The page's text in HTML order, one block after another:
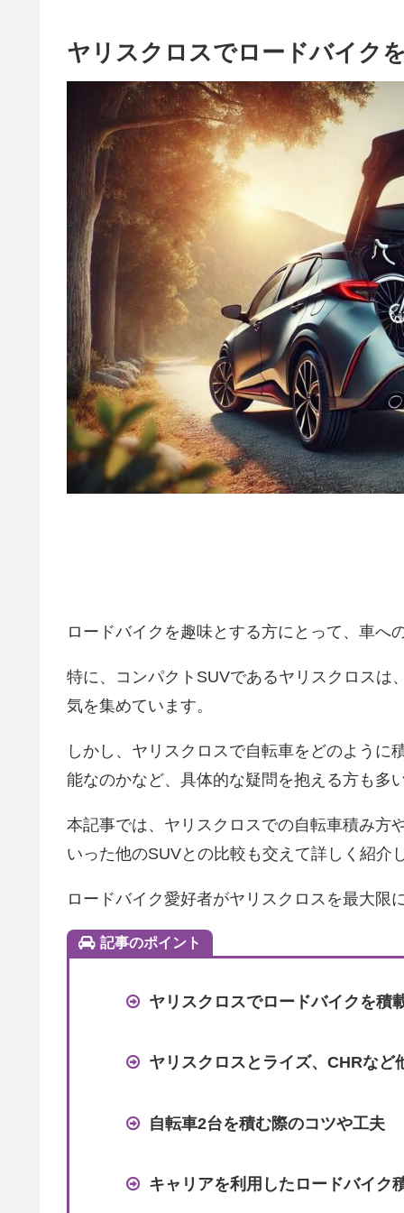
ヤリスクロスでロードバイク
ロードバイクを趣味とする方にとって、車へ
特に、コンパクトSUVであるヤリスクロスは
気を集めています。
しかし、ヤリスクロスで自転車をどのよう
能なのかなど、具体的な疑問を抱える方も多
本記事では、ヤリスクロスでの自転車積み方
いった他のSUVとの比較も交えて詳しく紹介
ロードバイク愛好者がヤリスクロスを最大限
記事のポイント
ヤリスクロスでロードバイクを積
ヤリスクロスとライズ、CHRなど
自転車2台を積む際のコツや工夫
キャリアを利用したロードバイク